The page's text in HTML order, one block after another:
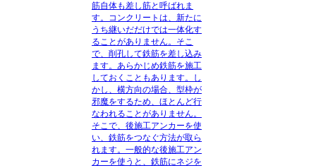
筋自体も差し筋と呼ばれま
す。コンクリートは、新たに
うち継いだだけでは一体化す
ることがありません。そこ
で、削孔して鉄筋を差し込み
ます。あらかじめ鉄筋を施工
しておくこともあります。し
かし、横方向の場合、型枠が
邪魔をするため、ほとんど行
なわれることがありません。
そこで、後施工アンカーを使
い、鉄筋をつなぐ方法が取ら
れます。一般的な後施工アン
カーを使うと、鉄筋にネジを